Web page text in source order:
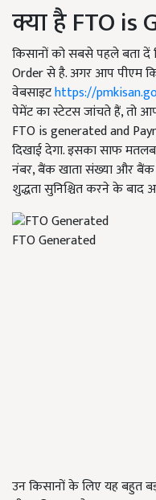
क्या है FTO is
किसानों को सबसे पहले बता
Order से है. अगर आप पीएम
वेबसाइटhttps://
पेमेंट का स्टेटस जांचते हैं, तो
FTO is generated and
दिखाई देगा. इसका साफ मतलब
नंबर, बैंक खाता संख्या और बैंक
शुद्धता सुनिश्चित करने के बाद
FTO Generated
उन किसानों के लिए यह बहुत